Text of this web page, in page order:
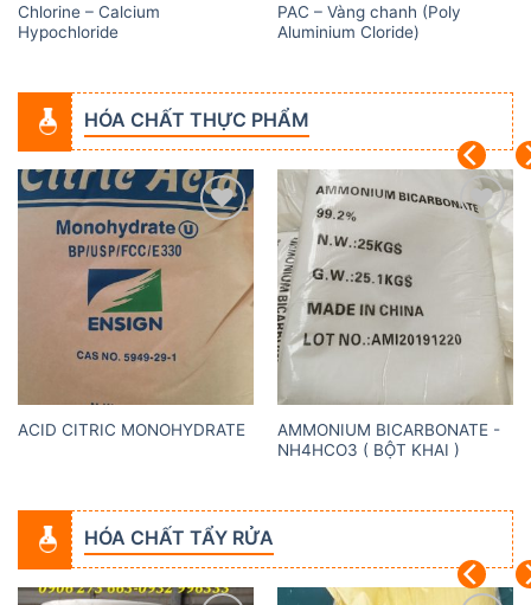
Chlorine – Calcium
Hypochloride
PAC – Vàng chanh (Poly
Aluminium Cloride)
HÓA CHẤT THỰC PHẨM
Add to
ACID CITRIC MONOHYDRATE
Add to
AMMONIUM BICARBONATE -
NH4HCO3 ( BỘT KHAI )
HÓA CHẤT TẨY RỬA